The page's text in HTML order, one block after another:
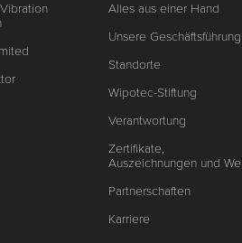
Alles aus einer Hand
Unsere Geschäftsführung
Standorte
Wipotec-Stiftung
Verantwortung
Zertifikate,
Auszeichnungen und
Partnerschaften
Karriere